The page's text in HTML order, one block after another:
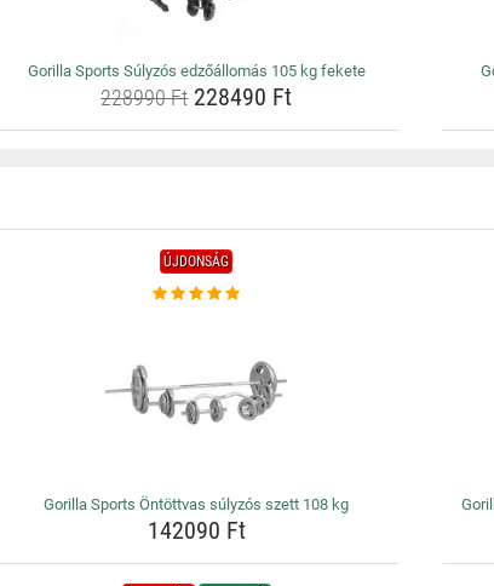
Gorilla Sports Súlyzós edzőállomás 105 kg fekete
228990 Ft228490 Ft
ÚJDONSÁG
Gorilla Sports Öntöttvas súlyzós szett 108 kg
142090 Ft